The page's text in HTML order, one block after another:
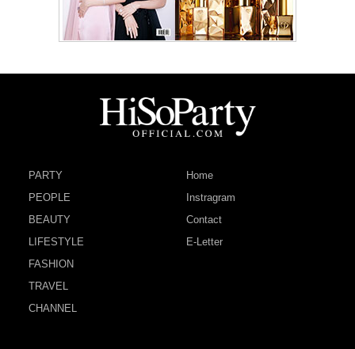
PARTY
PEOPLE
BEAUTY
LIFESTYLE
FASHION
TRAVEL
CHANNEL
Home
Instragram
Contact
E-Letter